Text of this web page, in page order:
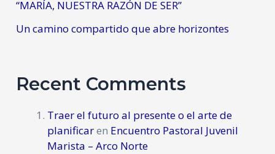
“MARÍA, NUESTRA RAZÓN DE SER”
Un camino compartido que abre horizontes
Recent Comments
Traer el futuro al presente o el arte de
planificaren Encuentro Pastoral Juvenil
Marista – Arco Norte